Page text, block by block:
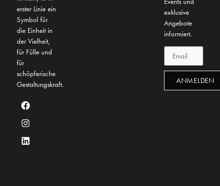
erster Linie ein
Symbol für
die Einheit in
der Vielheit,
für Fülle und
für
schöpferische
Gestaltungskraft.
exklusive
Angebote
informiert.
ANMELDEN